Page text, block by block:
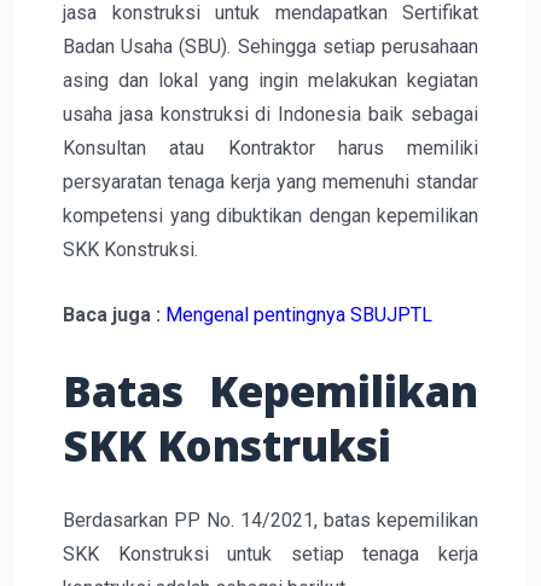
jasa konstruksi untuk mendapatkan Sertifikat
Badan Usaha (SBU). Sehingga setiap perusahaan
asing dan lokal yang ingin melakukan kegiatan
usaha jasa konstruksi di Indonesia baik sebagai
Konsultan atau Kontraktor harus memiliki
persyaratan tenaga kerja yang memenuhi standar
kompetensi yang dibuktikan dengan kepemilikan
SKK Konstruksi.
Baca juga : Mengenal pentingnya SBUJPTL
Batas Kepemilikan
SKK Konstruksi
Berdasarkan PP No. 14/2021, batas kepemilikan
SKK Konstruksi untuk setiap tenaga kerja